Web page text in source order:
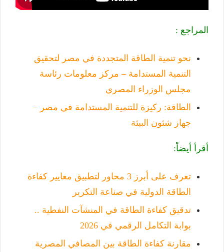
المراجع :
نحو تنمية الطاقة المتجددة في مصر لتحقيق
التنمية المستدامة – مركز معلومات رئاسة
مجلس الوزراء المصري
الطاقة: ركيزة للتنمية المستدامة في مصر –
جهاز شئون البيئة
أقرأ أيضاً:
تعرف على أبرز 3 محاور لتطبيق معايير كفاءة
الطاقة الدولية في صناعة التكرير
تدقيق كفاءة الطاقة في المنشآت النفطية ..
بوابة التكامل الرقمي في 2026
مقارنة كفاءة الطاقة بين المصافي المصرية